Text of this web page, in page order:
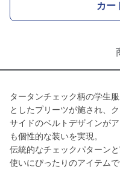
カー
タータンチェック柄の学生
としたプリーツが施され、
サイドのベルトデザインが
も個性的な装いを実現。
伝統的なチェックパターン
使いにぴったりのアイテムで